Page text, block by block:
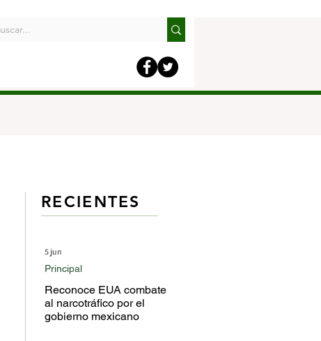
Reconoce EUA combate
al narcotráfico por el
gobierno mexicano
Principal
5 jun
RECIENTES